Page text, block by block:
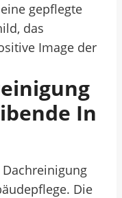
gepflegte
das
Image der
In
Die